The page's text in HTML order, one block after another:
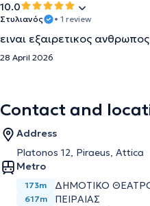
10.0
Στυλιανός • 1 review
ειναι εξαιρετικος
28 April 2026
Contact and
Address
Platonos 12, Piraeus, Attica
Metro
173m ΔΗΜΟΤΙΚΟ
617m ΠΕΙΡΑΙΑΣ